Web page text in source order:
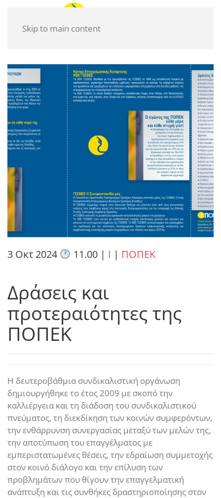
Skip to main content
3 Οκτ 2024 11.00| I | ΠΟΠΕΚ
Δράσεις και
προτεραιότητες της
ΠΟΠΕΚ
Η δευτεροβάθμια συνδικαλιστική οργάνωση
δημιουργήθηκε το έτος 2009 με σκοπό την
καλλιέργεια και τη διάδοση του συνδικαλιστικού
πνεύματος, τη διεκδίκηση των κοινών συμφερόντων,
την ενθάρρυνση συνεργασίας μεταξύ των μελών της,
την αποτύπωση του επαγγέλματος με
εμπεριστατωμένες θέσεις, την εδραίωση συμμετοχής
στον κοινό διάλογο και την επίλυση των
προβλημάτων που θίγουν την επαγγελματική
ανάπτυξη και τις συνθήκες δραστηριοποίησης στον